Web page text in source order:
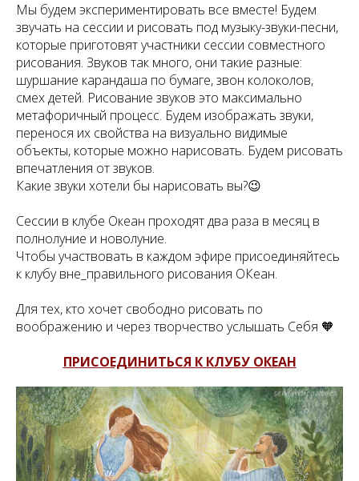
Мы будем экспериментировать все вместе! Будем
звучать на сессии и рисовать под музыку-звуки-песни,
которые приготовят участники сессии совместного
рисования. Звуков так много, они такие разные:
шуршание карандаша по бумаге, звон колоколов,
смех детей. Рисование звуков это максимально
метафоричный процесс. Будем изображать звуки,
перенося их свойства на визуально видимые
объекты, которые можно нарисовать. Будем рисовать
впечатления от звуков.
Какие звуки хотели бы нарисовать вы?😉
Сессии в клубе Океан проходят два раза в месяц в
полнолуние и новолуние.
Чтобы участвовать в каждом эфире присоединяйтесь
к клубу вне_правильного рисования ОКеан.
Для тех, кто хочет свободно рисовать по
воображению и через творчество услышать Себя 🧡
ПРИСОЕДИНИТЬСЯ К КЛУБУ ОКЕАН